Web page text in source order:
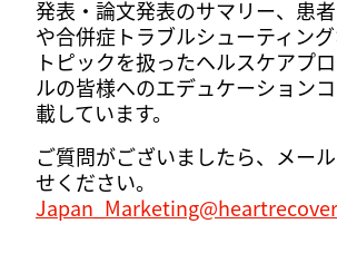
発表・論文発表のサマリー、患
や合併症トラブルシューティン
トピックを扱ったヘルスケアプ
ルの皆様へのエデュケーション
載しています。
ご質問がございましたら、メー
せください。